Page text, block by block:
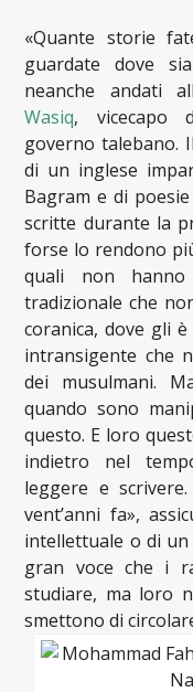
«Quante storie
guardate dove
neanche andati
Wasiq, vicecapo
governo talebano.
di un inglese
Bagram e di
scritte durante la
forse lo rendono
quali non
tradizionale che
coranica, dove gli
intransigente che
dei musulmani.
quando sono
questo. E loro
indietro nel
leggere e
vent’anni fa»,
intellettuale o di
gran voce che i
studiare, ma loro
smettono di